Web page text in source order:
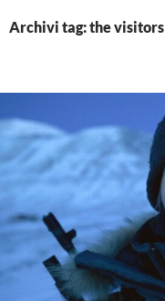
Archivi tag: the visitors